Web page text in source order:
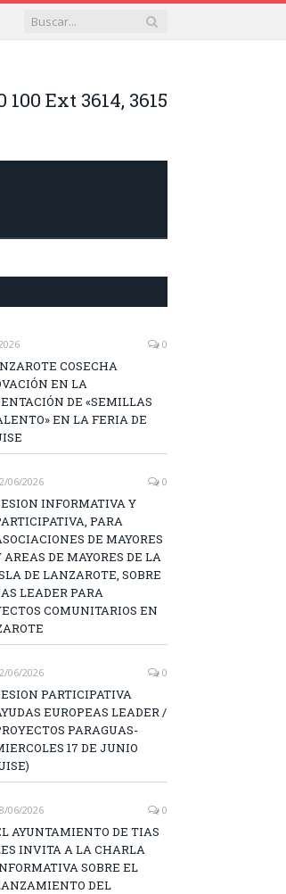
100 Ext 3614, 3615
0
COSECHA
EN LA
DE «SEMILLAS
EN LA FERIA DE
06/2026 0
INFORMATIVA Y
PARA
DE MAYORES
AREAS DE MAYORES DE LA
DE LANZAROTE, SOBRE
LEADER PARA
COMUNITARIOS EN
06/2026 0
PARTICIPATIVA
EUROPEAS LEADER /
PARAGUAS-
17 DE JUNIO
06/2026 0
AYUNTAMIENTO DE TIAS
INVITA A LA CHARLA
SOBRE EL
DEL